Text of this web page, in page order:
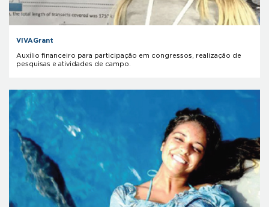
VIVAGrant
Auxílio financeiro para participação em congressos, realização de
pesquisas e atividades de campo.